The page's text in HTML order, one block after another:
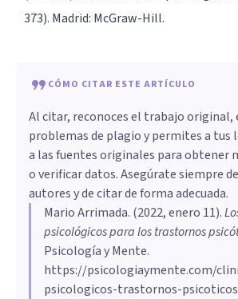
373). Madrid: McGraw-Hill.
CÓMO CITAR ESTE ARTÍCULO
Al citar, reconoces el trabajo original,
problemas de plagio y permites a tus
a las fuentes originales para obtener
o verificar datos. Asegúrate siempre
autores y de citar de forma adecuada.
Mario Arrimada. (2022, enero 11).
psicológicos para los trastornos
Psicología y Mente.
https://psicologiaymente.com/
psicologicos-trastornos-psicoticos